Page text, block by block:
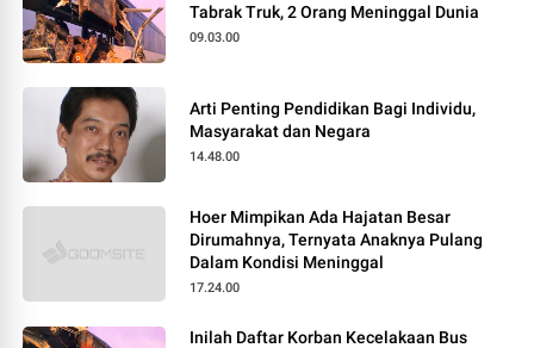
Tabrak Truk, 2 Orang Meninggal Dunia
09.03.00
Arti Penting Pendidikan Bagi Individu,
Masyarakat dan Negara
14.48.00
Hoer Mimpikan Ada Hajatan Besar
Dirumahnya, Ternyata Anaknya Pulang
Dalam Kondisi Meninggal
17.24.00
Inilah Daftar Korban Kecelakaan Bus